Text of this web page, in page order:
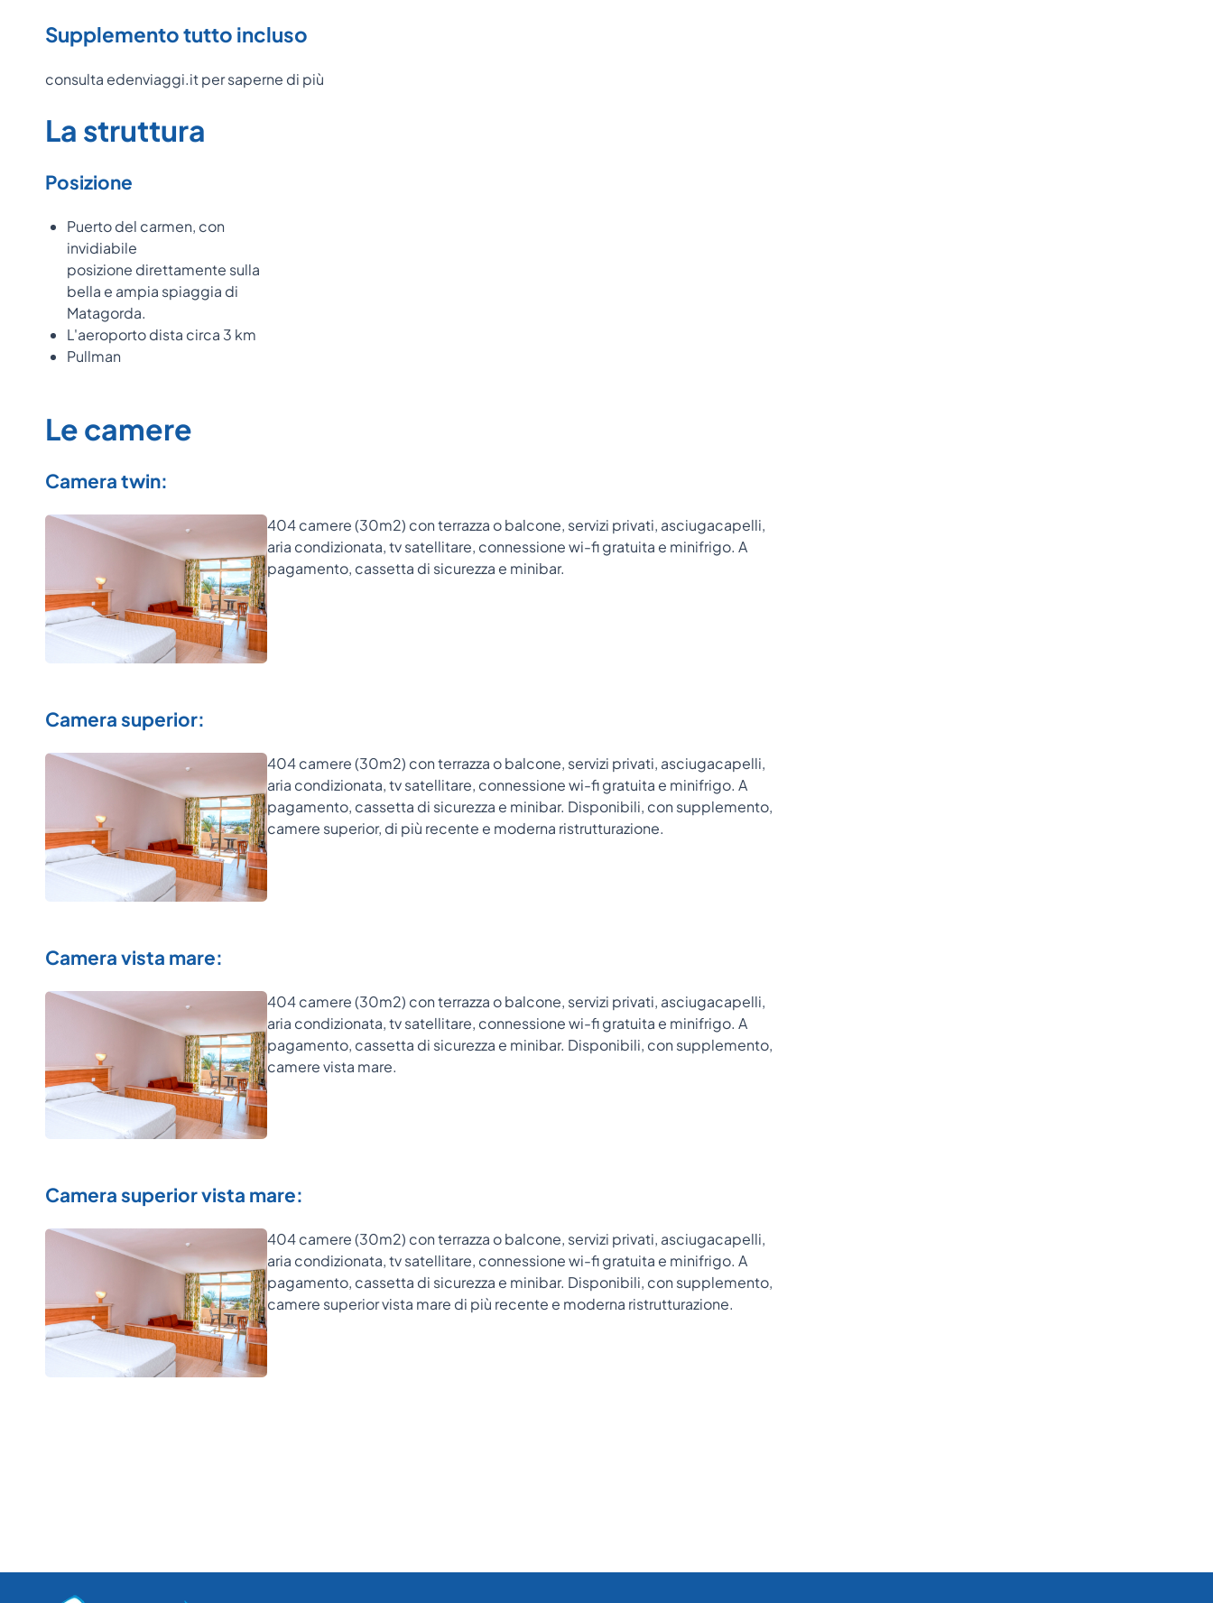
Supplemento tutto incluso
consulta edenviaggi.it per saperne di più
La struttura
Posizione
Puerto del carmen, con
invidiabile
posizione direttamente sulla
bella e ampia spiaggia di
Matagorda.
L'aeroporto dista circa 3 km
Pullman
Le camere
Camera twin:
404 camere (30m2) con terrazza o balcone, servizi privati, asciugacapelli,
aria condizionata, tv satellitare, connessione wi-fi gratuita e minifrigo. A
pagamento, cassetta di sicurezza e minibar.
Camera superior:
404 camere (30m2) con terrazza o balcone, servizi privati, asciugacapelli,
aria condizionata, tv satellitare, connessione wi-fi gratuita e minifrigo. A
pagamento, cassetta di sicurezza e minibar. Disponibili, con supplemento,
camere superior, di più recente e moderna ristrutturazione.
Camera vista mare:
404 camere (30m2) con terrazza o balcone, servizi privati, asciugacapelli,
aria condizionata, tv satellitare, connessione wi-fi gratuita e minifrigo. A
pagamento, cassetta di sicurezza e minibar. Disponibili, con supplemento,
camere vista mare.
Camera superior vista mare:
404 camere (30m2) con terrazza o balcone, servizi privati, asciugacapelli,
aria condizionata, tv satellitare, connessione wi-fi gratuita e minifrigo. A
pagamento, cassetta di sicurezza e minibar. Disponibili, con supplemento,
camere superior vista mare di più recente e moderna ristrutturazione.